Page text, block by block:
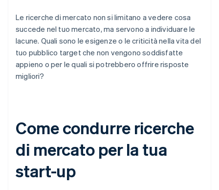
Le ricerche di mercato non si limitano a vedere cosa
succede nel tuo mercato, ma servono a individuare le
lacune. Quali sono le esigenze o le criticità nella vita del
tuo pubblico target che non vengono soddisfatte
appieno o per le quali si potrebbero offrire risposte
migliori?
Come condurre ricerche
di mercato per la tua
start-up